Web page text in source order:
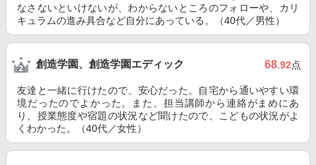
なさないといけないが、わからないところのフォローや、カリ
キュラムの進み具合など自分にあっている。（40代／男性）
創造学園、創造学園エディック 68.92点
友達と一緒に行けたので、安心だった。自宅から通いやすい環
境だったのでよかった。また、担当講師から連絡がまめにあ
り、授業態度や宿題の状況など聞けたので、こどもの状況がよ
くわかった。（40代／女性）